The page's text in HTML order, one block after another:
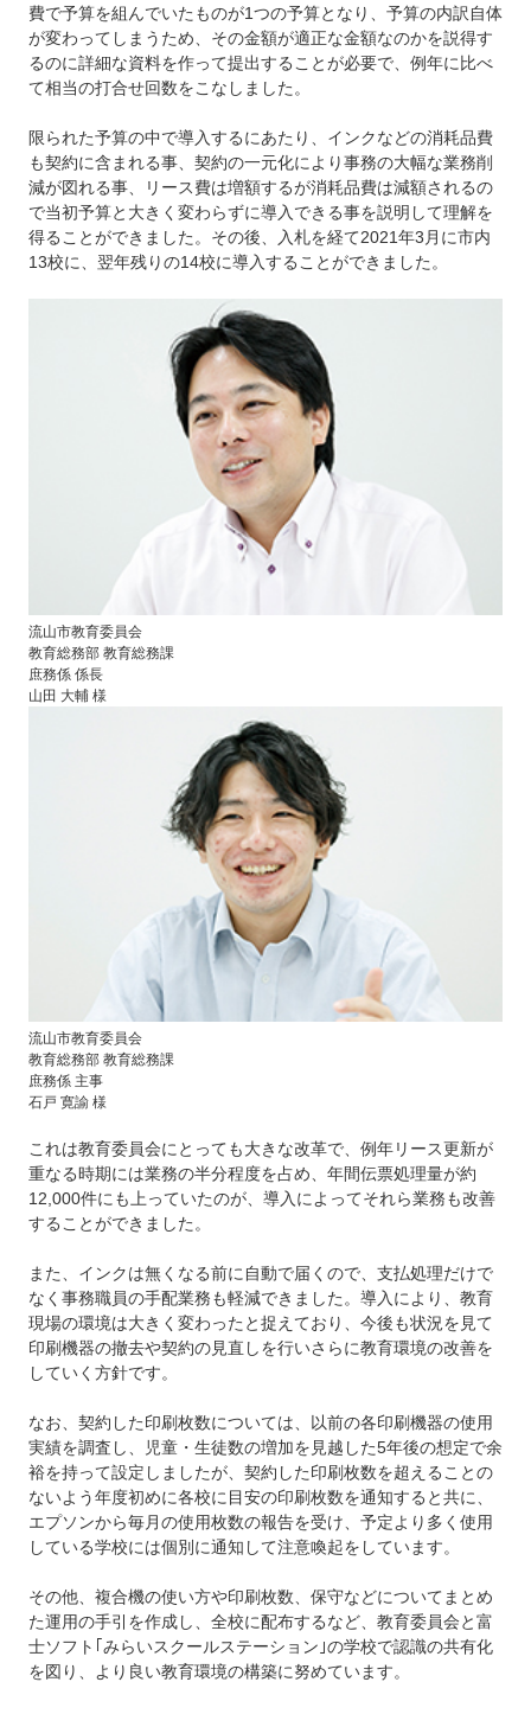
流山市教育委員会
教育総務部 教育総務課
庶務係 係長
山田 大輔 様
流山市教育委員会
教育総務部 教育総務課
庶務係 主事
石戸 寛諭 様
費で予算を組んでいたものが1つの予算となり、予算の内訳自体
が変わってしまうため、その金額が適正な金額なのかを説得す
るのに詳細な資料を作って提出することが必要で、例年に比べ
て相当の打合せ回数をこなしました。
限られた予算の中で導入するにあたり、インクなどの消耗品費
も契約に含まれる事、契約の一元化により事務の大幅な業務削
減が図れる事、リース費は増額するが消耗品費は減額されるの
で当初予算と大きく変わらずに導入できる事を説明して理解を
得ることができました。その後、入札を経て2021年3月に市内
13校に、翌年残りの14校に導入することができました。
これは教育委員会にとっても大きな改革で、例年リース更新が
重なる時期には業務の半分程度を占め、年間伝票処理量が約
12,000件にも上っていたのが、導入によってそれら業務も改善
することができました。
また、インクは無くなる前に自動で届くので、支払処理だけで
なく事務職員の手配業務も軽減できました。導入により、教育
現場の環境は大きく変わったと捉えており、今後も状況を見て
印刷機器の撤去や契約の見直しを行いさらに教育環境の改善を
していく方針です。
なお、契約した印刷枚数については、以前の各印刷機器の使用
実績を調査し、児童・生徒数の増加を見越した5年後の想定で余
裕を持って設定しましたが、契約した印刷枚数を超えることの
ないよう年度初めに各校に目安の印刷枚数を通知すると共に、
エプソンから毎月の使用枚数の報告を受け、予定より多く使用
している学校には個別に通知して注意喚起をしています。
その他、複合機の使い方や印刷枚数、保守などについてまとめ
た運用の手引を作成し、全校に配布するなど、教育委員会と富
士ソフト｢みらいスクールステーション｣の学校で認識の共有化
を図り、より良い教育環境の構築に努めています。